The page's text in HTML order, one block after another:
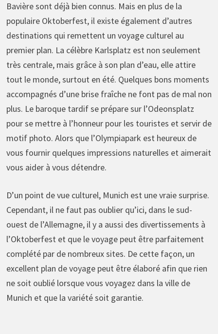
Bavière sont déjà bien connus. Mais en plus de la
populaire Oktoberfest, il existe également d’autres
destinations qui remettent un voyage culturel au
premier plan. La célèbre Karlsplatz est non seulement
très centrale, mais grâce à son plan d’eau, elle attire
tout le monde, surtout en été. Quelques bons moments
accompagnés d’une brise fraîche ne font pas de mal non
plus. Le baroque tardif se prépare sur l’Odeonsplatz
pour se mettre à l’honneur pour les touristes et servir de
motif photo. Alors que l’Olympiapark est heureux de
vous fournir quelques impressions naturelles et aimerait
vous aider à vous détendre.
D’un point de vue culturel, Munich est une vraie surprise.
Cependant, il ne faut pas oublier qu’ici, dans le sud-
ouest de l’Allemagne, il y a aussi des divertissements à
l’Oktoberfest et que le voyage peut être parfaitement
complété par de nombreux sites. De cette façon, un
excellent plan de voyage peut être élaboré afin que rien
ne soit oublié lorsque vous voyagez dans la ville de
Munich et que la variété soit garantie.